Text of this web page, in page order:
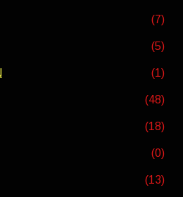
(7)
(5)
(1)
(48)
(18)
(0)
(13)